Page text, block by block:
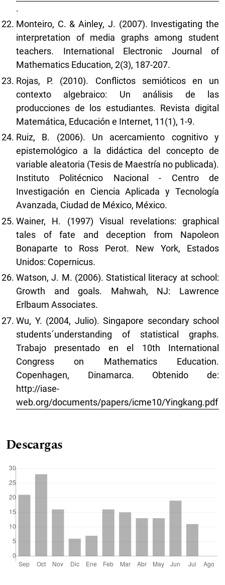
.
Monteiro, C. & Ainley, J. (2007). Investigating the
interpretation of media graphs among student
teachers. International Electronic Journal of
Mathematics Education, 2(3), 187-207.
Rojas, P. (2010). Conflictos semióticos en un
contexto algebraico: Un análisis de las
producciones de los estudiantes. Revista digital
Matemática, Educación e Internet, 11(1), 1-9.
Ruiz, B. (2006). Un acercamiento cognitivo y
epistemológico a la didáctica del concepto de
variable aleatoria (Tesis de Maestría no publicada).
Instituto Politécnico Nacional - Centro de
Investigación en Ciencia Aplicada y Tecnología
Avanzada, Ciudad de México, México.
Wainer, H. (1997) Visual revelations: graphical
tales of fate and deception from Napoleon
Bonaparte to Ross Perot. New York, Estados
Unidos: Copernicus.
Watson, J. M. (2006). Statistical literacy at school:
Growth and goals. Mahwah, NJ: Lawrence
Erlbaum Associates.
Wu, Y. (2004, Julio). Singapore secondary school
students´understanding of statistical graphs.
Trabajo presentado en el 10th International
Congress on Mathematics Education.
Copenhagen, Dinamarca. Obtenido de:
http://iase-
web.org/documents/papers/icme10/Yingkang.pdf
Descargas